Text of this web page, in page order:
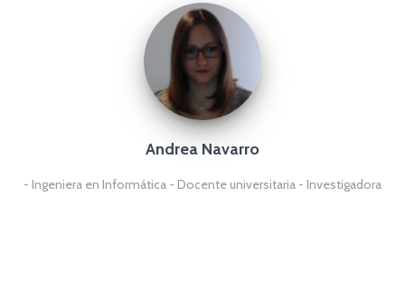
Andrea Navarro
- Ingeniera en Informática - Docente universitaria - Investigadora